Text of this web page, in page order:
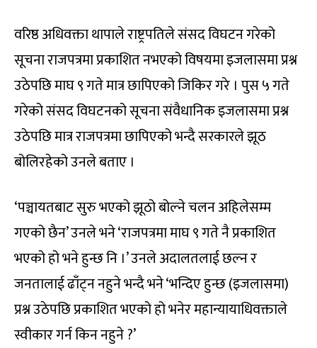
वरिष्ठ अधिवक्ता थापाले राष्ट्रपतिले संसद विघटन गरेको
सूचना राजपत्रमा प्रकाशित नभएको विषयमा इजलासमा प्रश्न
उठेपछि माघ ९ गते मात्र छापिएको जिकिर गरे । पुस ५ गते
गरेको संसद विघटनको सूचना संवैधानिक इजलासमा प्रश्न
उठेपछि मात्र राजपत्रमा छापिएको भन्दै सरकारले झूठ
बोलिरहेको उनले बताए ।
‘पञ्चायतबाट सुरु भएको झूठो बोल्ने चलन अहिलेसम्म
गएको छैन’ उनले भने ‘राजपत्रमा माघ ९ गते नै प्रकाशित
भएको हो भने हुन्छ नि ।’ उनले अदालतलाई छल्न र
जनतालाई ढाँट्न नहुने भन्दै भने ‘भन्दिए हुन्छ (इजलासमा)
प्रश्न उठेपछि प्रकाशित भएको हो भनेर महान्यायाधिवक्ताले
स्वीकार गर्न किन नहुने ?’